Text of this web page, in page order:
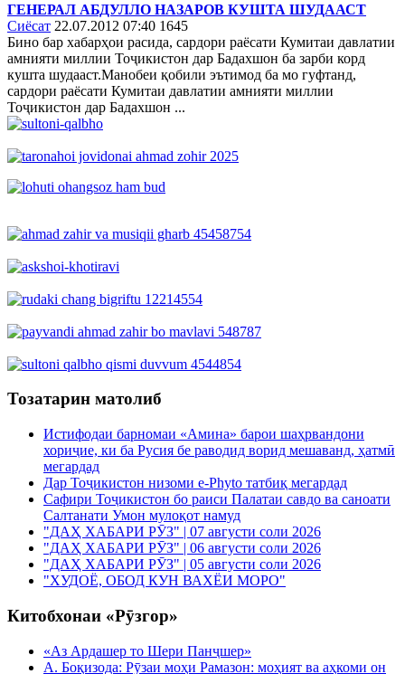
ГЕНЕРАЛ АБДУЛЛО НАЗАРОВ КУШТА ШУДААСТ
Сиёсат 22.07.2012 07:40 1645
Бино бар хабарҳои расида, сардори раёсати Кумитаи давлатии
амнияти миллии Тоҷикистон дар Бадахшон ба зарби корд
кушта шудааст.Манобеи қобили эътимод ба мо гуфтанд,
сардори раёсати Кумитаи давлатии амнияти миллии
Тоҷикистон дар Бадахшон ...
Тозатарин матолиб
Истифодаи барномаи «Амина» барои шаҳрвандони
хориҷие, ки ба Русия бе раводид ворид мешаванд, ҳатмӣ
мегардад
Дар Тоҷикистон низоми e-Phyto татбиқ мегардад
Сафири Тоҷикистон бо раиси Палатаи савдо ва саноати
Салтанати Умон мулоқот намуд
"ДАҲ ХАБАРИ РӮЗ" | 07 августи соли 2026
"ДАҲ ХАБАРИ РӮЗ" | 06 августи соли 2026
"ДАҲ ХАБАРИ РӮЗ" | 05 августи соли 2026
"ХУДОЁ, ОБОД КУН ВАХЁИ МОРО"
Китобхонаи «Рӯзгор»
«Аз Ардашер то Шери Панҷшер»
А. Боқизода: Рӯзаи моҳи Рамазон: моҳият ва аҳкоми он